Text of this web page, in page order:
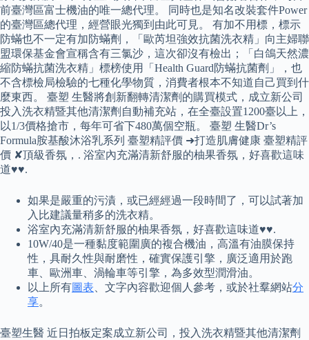
前臺灣區富士機油的唯一總代理。 同時也是知名改裝套件Power
的臺灣區總代理，經營眼光獨到由此可見。 有加不用標，標示
防蟎也不一定有加防蟎劑，「歐芮坦強效抗菌洗衣精」向主婦聯
盟環保基金會宣稱含有三氯沙，這次卻沒有檢出；「白鴿天然濃
縮防蟎抗菌洗衣精」標榜使用「Health Guard防蟎抗菌劑」，也
不含標檢局檢驗的七種化學物質，消費者根本不知道自己買到什
麼東西。 臺塑 生醫將創新翻轉清潔劑的購買模式，成立新公司
投入洗衣精暨其他清潔劑自動補充站，在全臺設置1200臺以上，
以1/3價格搶市，每年可省下480萬個空瓶。 臺塑 生醫Dr’s
Formula胺基酸沐浴乳系列 臺塑精評價 ➜打造肌膚健康 臺塑精評
價 ✘頂級香氛，. 浴室內充滿清新舒服的柚果香氛，好喜歡這味
道♥♥.
如果是嚴重的污漬，或已經經過一段時間了，可以試著加
入比建議量稍多的洗衣精。
浴室內充滿清新舒服的柚果香氛，好喜歡這味道♥♥.
10W/40是一種黏度範圍廣的複合機油，高溫有油膜保持
性，具耐久性與耐磨性，確實保護引擎，廣泛適用於跑
車、歐洲車、渦輪車等引擎，為多效型潤滑油。
以上所有圖表 、文字內容歡迎個人參考，或於社羣網站分
享。
臺塑生醫 近日拍板定案成立新公司，投入洗衣精暨其他清潔劑